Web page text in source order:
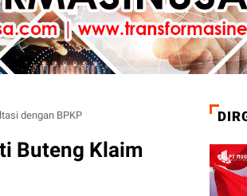
dengan BPKP
Buteng Klaim